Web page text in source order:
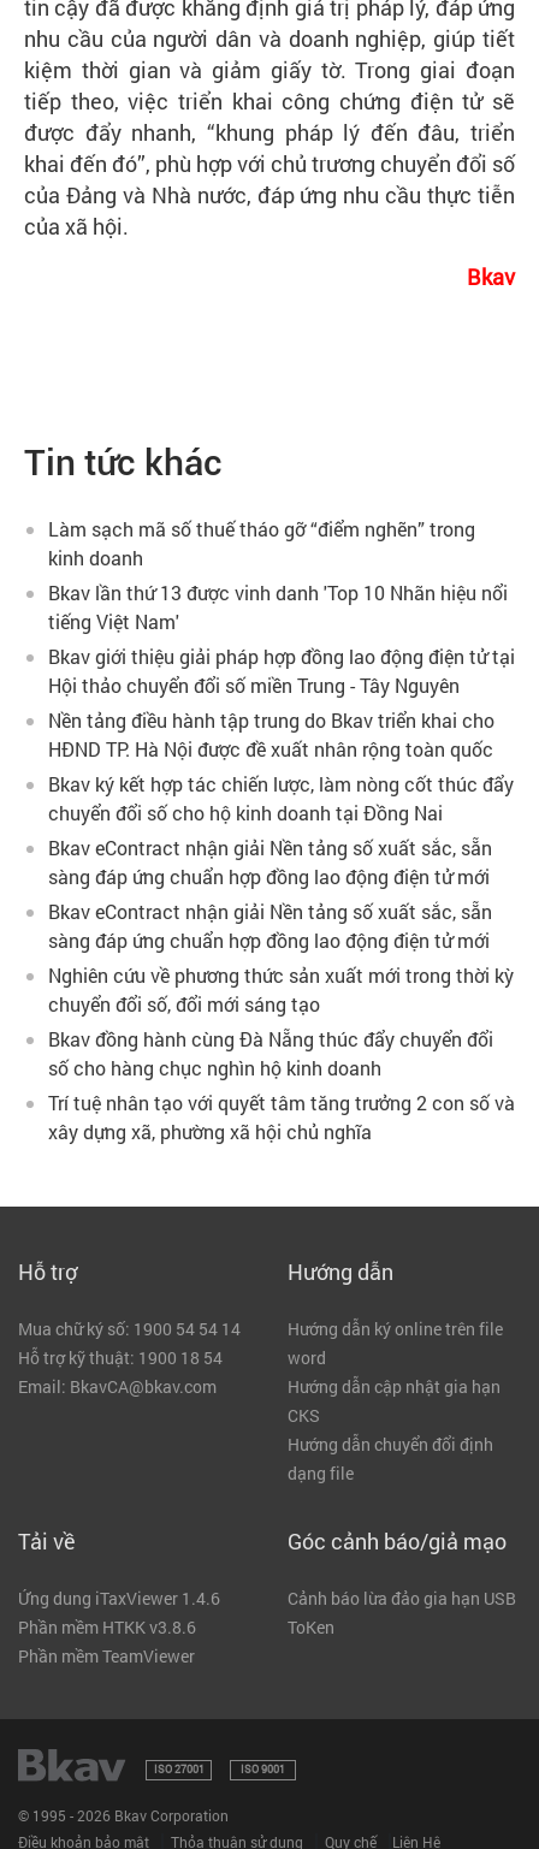
tin cậy đã được khẳng định giá trị pháp lý, đáp ứng
nhu cầu của người dân và doanh nghiệp, giúp tiết
kiệm thời gian và giảm giấy tờ. Trong giai đoạn
tiếp theo, việc triển khai công chứng điện tử sẽ
được đẩy nhanh, “khung pháp lý đến đâu, triển
khai đến đó”, phù hợp với chủ trương chuyển đổi số
của Đảng và Nhà nước, đáp ứng nhu cầu thực tiễn
của xã hội.
Bkav
Tin tức khác
Làm sạch mã số thuế tháo gỡ “điểm nghẽn” trong
kinh doanh
Bkav lần thứ 13 được vinh danh 'Top 10 Nhãn hiệu nổi
tiếng Việt Nam'
Bkav giới thiệu giải pháp hợp đồng lao động điện tử tại
Hội thảo chuyển đổi số miền Trung - Tây Nguyên
Nền tảng điều hành tập trung do Bkav triển khai cho
HĐND TP. Hà Nội được đề xuất nhân rộng toàn quốc
Bkav ký kết hợp tác chiến lược, làm nòng cốt thúc đẩy
chuyển đổi số cho hộ kinh doanh tại Đồng Nai
Bkav eContract nhận giải Nền tảng số xuất sắc, sẵn
sàng đáp ứng chuẩn hợp đồng lao động điện tử mới
Bkav eContract nhận giải Nền tảng số xuất sắc, sẵn
sàng đáp ứng chuẩn hợp đồng lao động điện tử mới
Nghiên cứu về phương thức sản xuất mới trong thời kỳ
chuyển đổi số, đổi mới sáng tạo
Bkav đồng hành cùng Đà Nẵng thúc đẩy chuyển đổi
số cho hàng chục nghìn hộ kinh doanh
Trí tuệ nhân tạo với quyết tâm tăng trưởng 2 con số và
xây dựng xã, phường xã hội chủ nghĩa
Hỗ trợ
Mua chữ ký số: 1900 54 54 14
Hỗ trợ kỹ thuật: 1900 18 54
Email: BkavCA@bkav.com
Hướng dẫn
Hướng dẫn ký online trên file
word
Hướng dẫn cập nhật gia hạn
CKS
Hướng dẫn chuyển đổi định
dạng file
Tải về
Ứng dung iTaxViewer 1.4.6
Phần mềm HTKK v3.8.6
Phần mềm TeamViewer
Góc cảnh báo/giả mạo
Cảnh báo lừa đảo gia hạn USB
ToKen
ISO 27001 ISO 9001
© 1995 - 2026 Bkav Corporation
Điều khoản bảo mật
Thỏa thuận sử dụng Quy chế Liên Hệ